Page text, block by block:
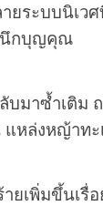
ยระบบนิเว
นึกบุญคุณ
บมาซ้ำเติม
หล่งหญ้าทะ
ายเพิ่มขึ้นเ